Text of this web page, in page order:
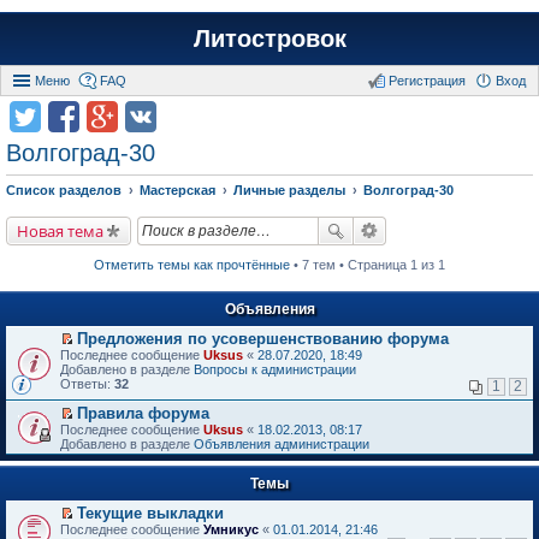
Литостровок
Меню FAQ Вход
Регистрация
Волгоград-30
Список разделов Мастерская Личные разделы Волгоград-30
Новая тема
Отметить темы как прочтённые • 7 тем • Страница 1 из 1
Объявления
П
е
р
й
т
и
к
п
в
о
Предложения по усовершенствованию форума
Последнее сообщение Uksus « 28.07.2020, 18:49
Добавлено в разделе Вопросы к администрации
Ответы: 32 1 2
П
е
р
е
т
и
к
Правила форума
Последнее сообщение Uksus « 18.02.2013, 08:17
Добавлено в разделе Объявления администрации
Темы
П
Текущие выкладки
Последнее сообщение Умникус « 01.01.2014, 21:46